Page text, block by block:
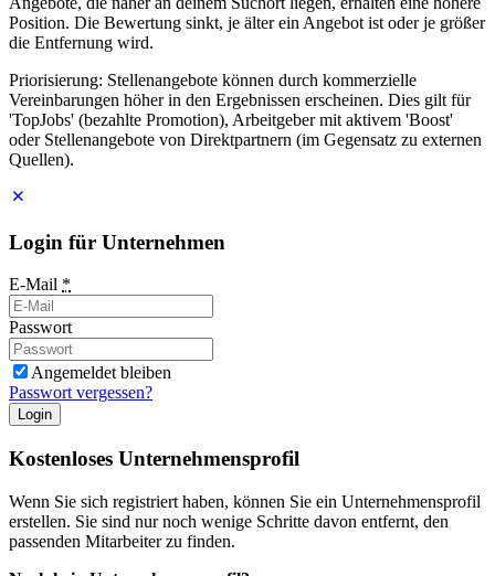
Position. Die Bewertung sinkt, je älter ein Angebot ist oder je größer
die Entfernung wird.
Priorisierung: Stellenangebote können durch kommerzielle
Vereinbarungen höher in den Ergebnissen erscheinen. Dies gilt für
'TopJobs' (bezahlte Promotion), Arbeitgeber mit aktivem 'Boost'
oder Stellenangebote von Direktpartnern (im Gegensatz zu externen
Quellen).
Login für Unternehmen
E-Mail *
Passwort
Angemeldet bleiben
Passwort vergessen?
Login
Kostenloses Unternehmensprofil
Wenn Sie sich registriert haben, können Sie ein Unternehmensprofil
erstellen. Sie sind nur noch wenige Schritte davon entfernt, den
passenden Mitarbeiter zu finden.